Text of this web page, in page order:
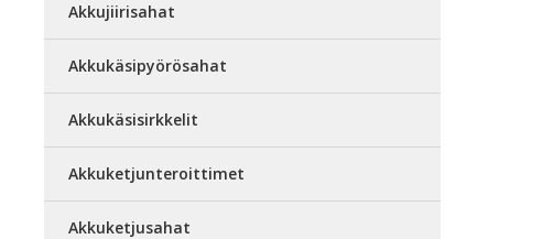
Akkujiirisahat
Akkukäsipyörösahat
Akkukäsisirkkelit
Akkuketjunteroittimet
Akkuketjusahat